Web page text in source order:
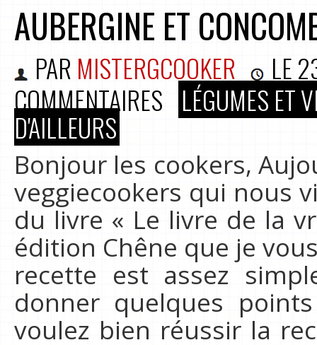
AUBERGINE ET
PAR MISTERGCOOKER LE
COMMENTAIRES LÉGUMES ET
D'AILLEURS
Bonjour les cookers,
veggiecookers qui nous
du livre « Le livre de la
édition Chêne que je
recette est assez
donner quelques
voulez bien réussir la